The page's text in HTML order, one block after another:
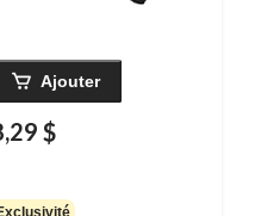
Ajouter
$